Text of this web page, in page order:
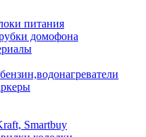
питания
домофона
Smartbuy